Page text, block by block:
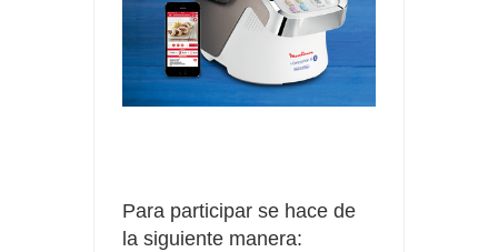
Para participar se hace de
la siguiente manera: